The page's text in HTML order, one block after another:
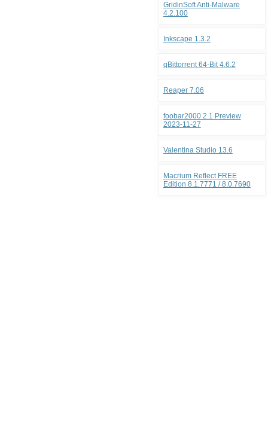
GridinSoft Anti-Malware
4.2.100
Inkscape 1.3.2
qBittorrent 64-Bit 4.6.2
Reaper 7.06
foobar2000 2.1 Preview
2023-11-27
Valentina Studio 13.6
Macrium Reflect FREE
Edition 8.1.7771 / 8.0.7690